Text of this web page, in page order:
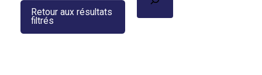
Retour aux résultats
filtrés